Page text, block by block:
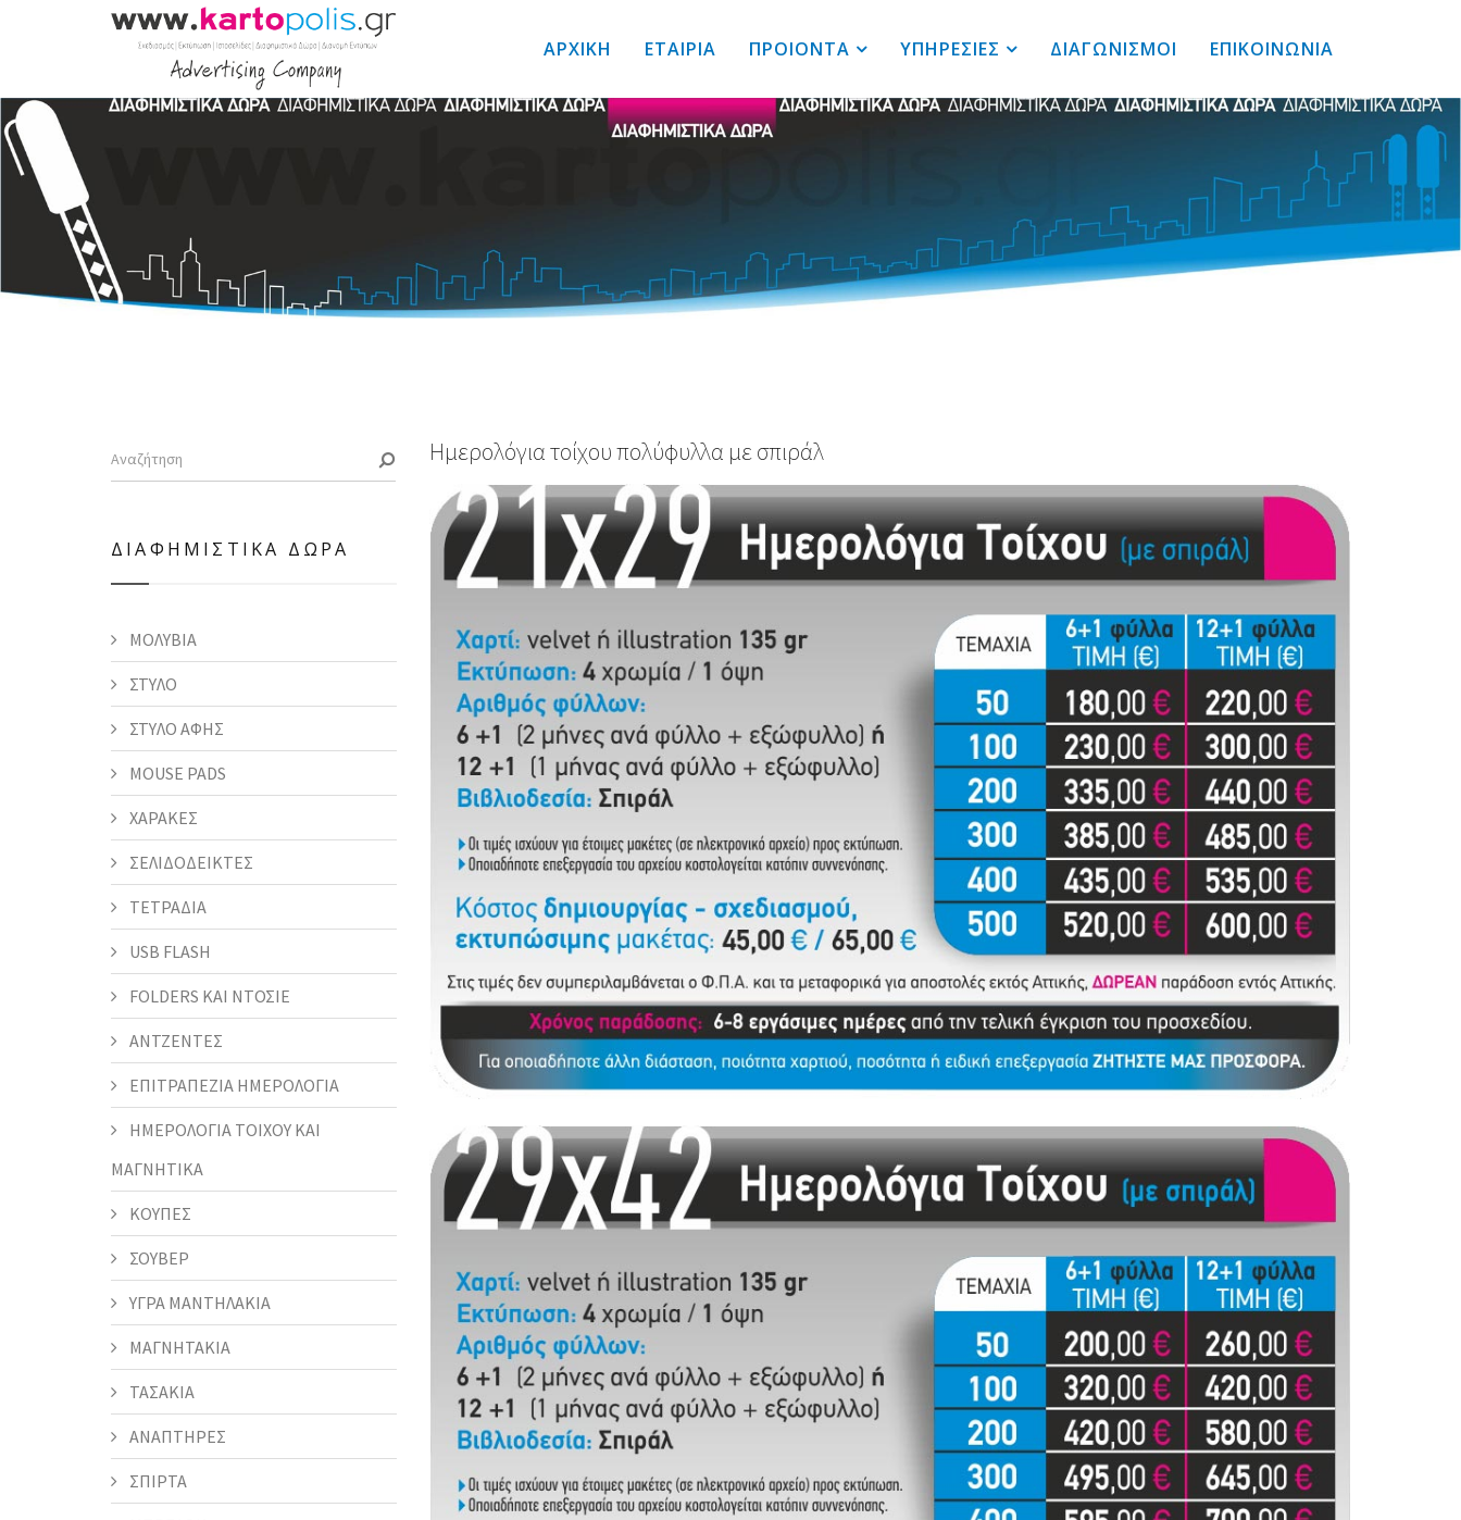
ΑΡΧΙΚΗ ΕΤΑΙΡΙΑ ΠΡΟΙΟΝΤΑ ΥΠΗΡΕΣΙΕΣ ΔΙΑΓΩΝΙΣΜΟΙ ΕΠΙΚΟΙΝΩΝΙΑ
ΔΙΑΦΗΜΙΣΤΙΚΑ ΔΩΡΑ
ΜΟΛΥΒΙΑ
ΣΤΥΛΟ
ΣΤΥΛΟ ΑΦΗΣ
MOUSE PADS
ΧΑΡΑΚΕΣ
ΣΕΛΙΔΟΔΕΙΚΤΕΣ
ΤΕΤΡΑΔΙΑ
USB FLASH
FOLDERS KAI ΝΤΟΣΙΕ
ΑΝΤΖΕΝΤΕΣ
ΕΠΙΤΡΑΠΕΖΙΑ ΗΜΕΡΟΛΟΓΙΑ
ΗΜΕΡΟΛΟΓΙΑ ΤΟΙΧΟΥ ΚΑΙ
ΜΑΓΝΗΤΙΚΑ
ΚΟΥΠΕΣ
ΣΟΥΒΕΡ
ΥΓΡΑ ΜΑΝΤΗΛΑΚΙΑ
ΜΑΓΝΗΤΑΚΙΑ
ΤΑΣΑΚΙΑ
ΑΝΑΠΤΗΡΕΣ
ΣΠΙΡΤΑ
Ημερολόγια τοίχου πολύφυλλα με σπιράλ